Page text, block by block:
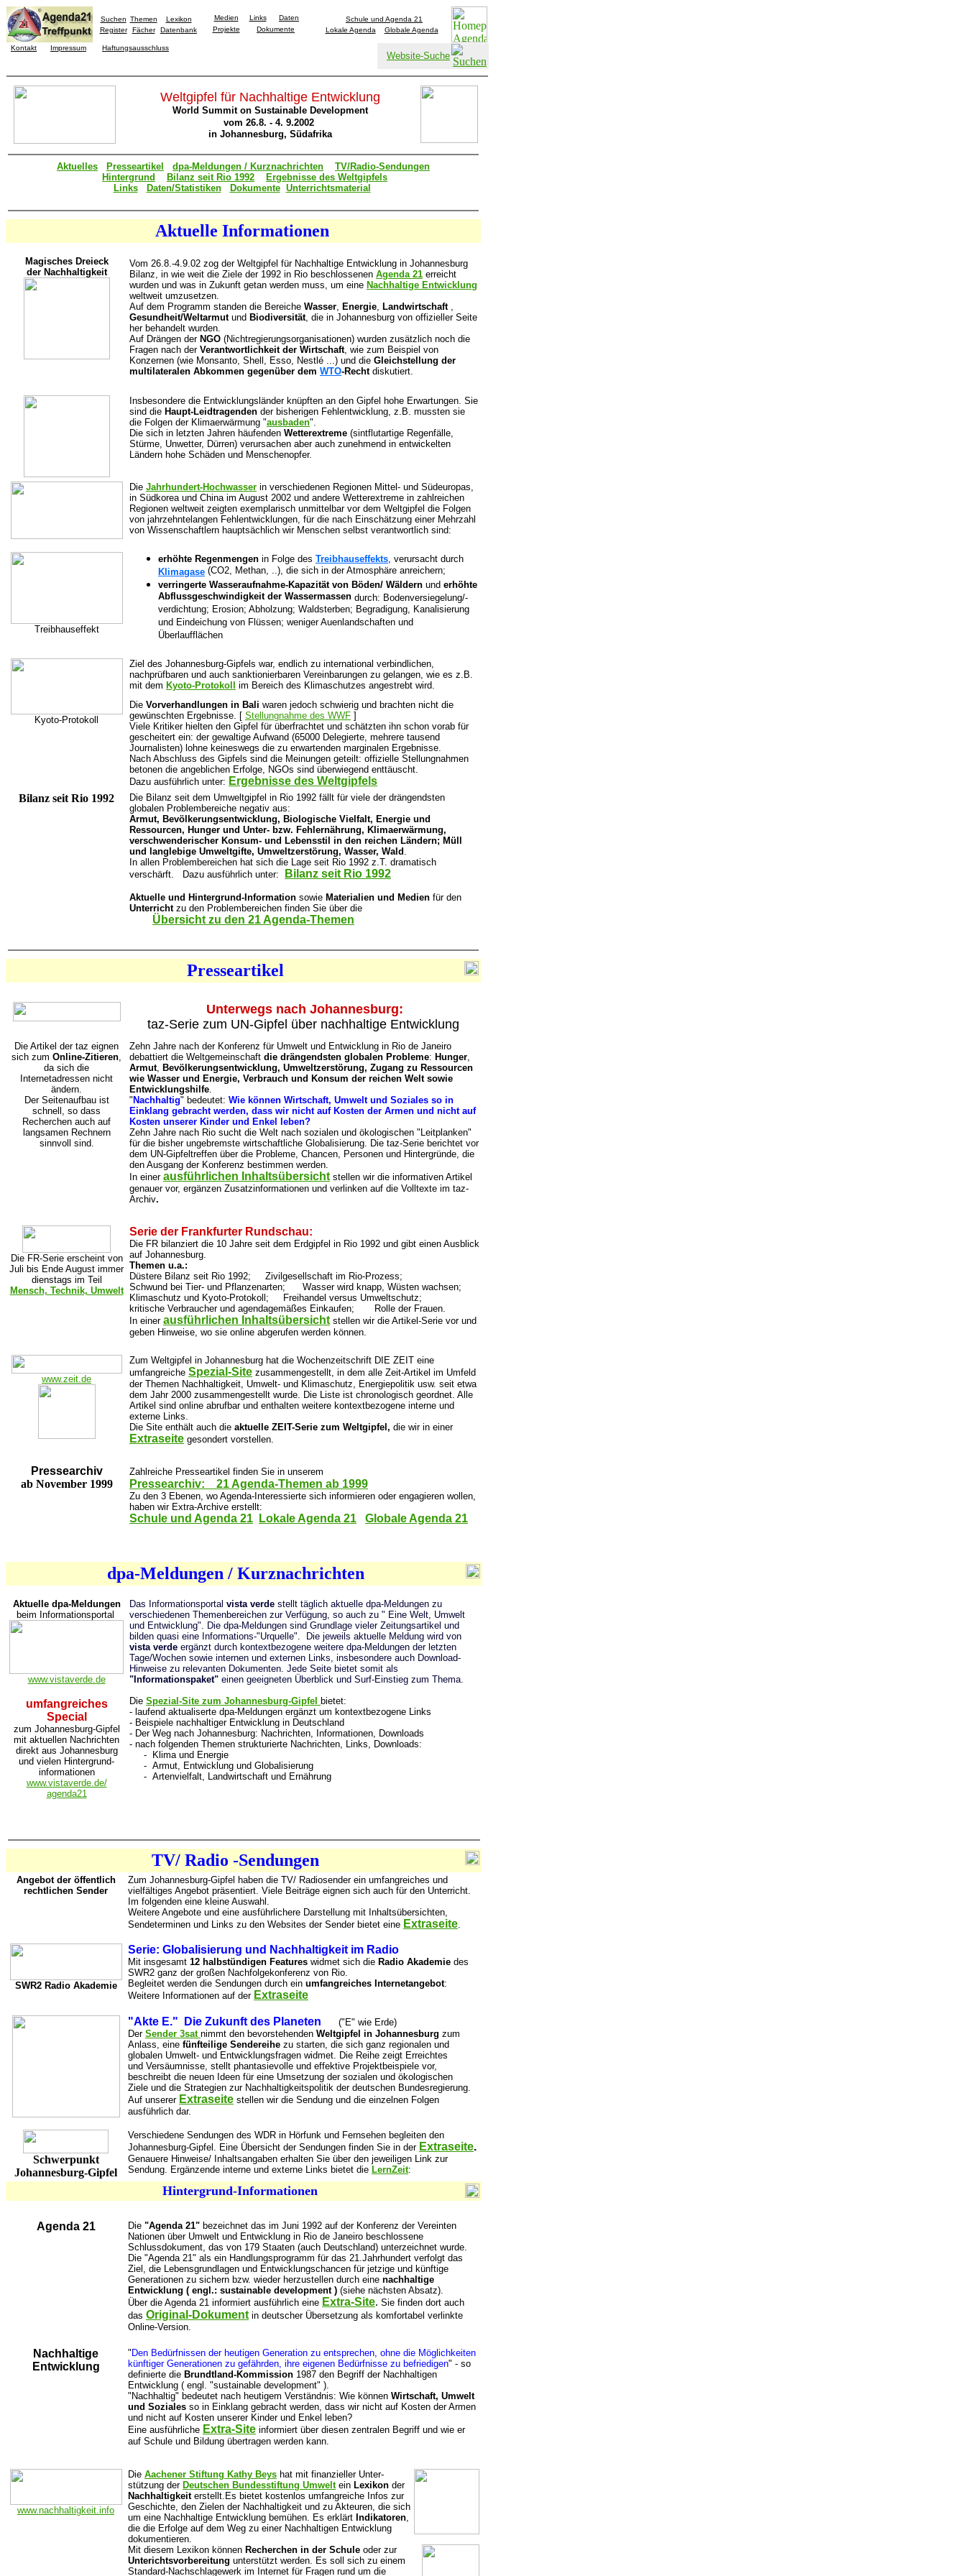
Suchen Themen
Lexikon
Register
Fächer Datenbank
Medien Links
Daten
Projekte
Dokumente
Schule und Agenda 21
Lokale Agenda
Globale Agenda
Kontakt Impressum Haftungsausschluss
Website-Suche
Weltgipfel für Nachhaltige Entwicklung
World Summit on Sustainable Development
vom 26.8. - 4. 9.2002
in Johannesburg, Südafrika
Aktuelles Presseartikel dpa-Meldungen / Kurznachrichten
TV/Radio-Sendungen
Hintergrund
Bilanz seit Rio 1992
Ergebnisse des Weltgipfels
Links
Daten/Statistiken Dokumente Unterrichtsmaterial
Aktuelle Informationen
Magisches Dreieck
der Nachhaltigkeit
Vom 26.8.-4.9.02 zog der Weltgipfel für Nachhaltige Entwicklung in Johannesburg
Bilanz, in wie weit die Ziele der 1992 in Rio beschlossenen Agenda 21 erreicht
wurden und was in Zukunft getan werden muss, um eine Nachhaltige Entwicklung
weltweit umzusetzen.
Auf dem Programm standen die Bereiche Wasser, Energie, Landwirtschaft,
Gesundheit/Weltarmutund Biodiversität, die in Johannesburg von offizieller Seite
her behandelt wurden.
Auf Drängen der NGO (Nichtregierungsorganisationen) wurden zusätzlich noch die
Fragen nach der Verantwortlichkeit der Wirtschaft, wie zum Beispiel von
Konzernen (wie Monsanto, Shell, Esso, Nestlé ...) und die Gleichstellung der
multilateralen Abkommen gegenüber dem WTO-Rechtdiskutiert.
Insbesondere die Entwicklungsländer knüpften an den Gipfel hohe Erwartungen. Sie
sind die Haupt-Leidtragenden der bisherigen Fehlentwicklung, z.B. mussten sie
die Folgen der Klimaerwärmung "ausbaden".
Die sich in letzten Jahren häufenden Wetterextreme (sintflutartige Regenfälle,
Stürme, Unwetter, Dürren) verursachen aber auch zunehmend in entwickelten
Ländern hohe Schäden und Menschenopfer.
Die Jahrhundert-Hochwasser in verschiedenen Regionen Mittel- und Südeuropas,
in Südkorea und China im August 2002 und andere Wetterextreme in zahlreichen
Regionen weltweit zeigten exemplarisch unmittelbar vor dem Weltgipfel die Folgen
von jahrzehntelangen Fehlentwicklungen, für die nach Einschätzung einer Mehrzahl
von Wissenschaftlern hauptsächlich wir Menschen selbst verantwortlich sind:
Treibhauseffekt
erhöhte Regenmengen in Folge des Treibhauseffekts, verursacht durch
Klimagase (CO2, Methan, ..), die sich in der Atmosphäre anreichern;
verringerte Wasseraufnahme-Kapazität von Böden/ Wäldern und erhöhte
Abflussgeschwindigkeit der Wassermassen durch: Bodenversiegelung/-
verdichtung; Erosion; Abholzung; Waldsterben; Begradigung, Kanalisierung
und Eindeichung von Flüssen; weniger Auenlandschaften und
Überlaufflächen
Kyoto-Protokoll
Ziel des Johannesburg-Gipfels war, endlich zu international verbindlichen,
nachprüfbaren und auch sanktionierbaren Vereinbarungen zu gelangen, wie es z.B.
mit dem Kyoto-Protokoll
im Bereich des Klimaschutzes angestrebt wird.
Die Vorverhandlungen in Bali waren jedoch schwierig und brachten nicht die
gewünschten Ergebnisse. [ Stellungnahme des WWF ]
Viele Kritiker hielten den Gipfel für überfrachtet und schätzten ihn schon vorab für
gescheitert ein: der gewaltige Aufwand (65000 Delegierte, mehrere tausend
Journalisten) lohne keineswegs die zu erwartenden marginalen Ergebnisse.
Nach Abschluss des Gipfels sind die Meinungen geteilt: offizielle Stellungnahmen
betonen die angeblichen Erfolge, NGOs sind überwiegend enttäuscht.
Dazu ausführlich unter: Ergebnisse des Weltgipfels
Bilanz seit Rio 1992
Die Bilanz seit dem Umweltgipfel in Rio 1992 fällt für viele der drängendsten
globalen Problembereiche negativ aus:
Armut, Bevölkerungsentwicklung, Biologische Vielfalt, Energie und
Ressourcen, Hunger und Unter- bzw. Fehlernährung, Klimaerwärmung,
verschwenderischer Konsum- und Lebensstil in den reichen Ländern; Müll
und langlebige Umweltgifte, Umweltzerstörung, Wasser, Wald .
In allen Problembereichen hat sich die Lage seit Rio 1992 z.T. dramatisch
verschärft. Dazu ausführlich unter:
Bilanz seit Rio 1992
Aktuelle und Hintergrund-Information sowie Materialien und Medien für den
Unterrichtzu den Problembereichen finden Sie über die
Übersicht zu den 21 Agenda-Themen
Presseartikel
Unterwegs nach Johannesburg:
taz-Serie zum UN-Gipfel über nachhaltige Entwicklung
Die Artikel der taz eignen
sich zum Online-Zitieren,
da sich die
Internetadressen nicht
ändern.
Der Seitenaufbau ist
schnell, so dass
Recherchen auch auf
langsamen Rechnern
sinnvoll sind.
Zehn Jahre nach der Konferenz für Umwelt und Entwicklung in Rio de Janeiro
debattiert die Weltgemeinschaft die drängendsten globalen Probleme: Hunger,
Armut, Bevölkerungsentwicklung, Umweltzerstörung, Zugang zu Ressourcen
wie Wasser und Energie, Verbrauch und Konsum der reichen Welt sowie
Entwicklungshilfe.
" Nachhaltig" bedeutet: Wie können Wirtschaft, Umwelt und Soziales so in
Einklang gebracht werden, dass wir nicht auf Kosten der Armen und nicht auf
Kosten unserer Kinder und Enkel leben?
Zehn Jahre nach Rio sucht die Welt nach sozialen und ökologischen "Leitplanken"
für die bisher ungebremste wirtschaftliche Globalisierung. Die taz-Serie berichtet vor
dem UN-Gipfeltreffen über die Probleme, Chancen, Personen und Hintergründe, die
den Ausgang der Konferenz bestimmen werden.
In einer ausführlichen Inhaltsübersichtstellen wir die informativen Artikel
genauer vor, ergänzen Zusatzinformationen und verlinken auf die Volltexte im taz-
Archiv.
Die FR-Serie erscheint von
Juli bis Ende August immer
dienstags im Teil
Mensch, Technik, Umwelt
Serie der Frankfurter Rundschau:
Die FR bilanziert die 10 Jahre seit dem Erdgipfel in Rio 1992 und gibt einen Ausblick
auf Johannesburg.
Themen u.a.:
Düstere Bilanz seit Rio 1992; Zivilgesellschaft im Rio-Prozess;
Schwund bei Tier- und Pflanzenarten; Wasser wird knapp, Wüsten wachsen;
Klimaschutz und Kyoto-Protokoll; Freihandel versus Umweltschutz;
kritische Verbraucher und agendagemäßes Einkaufen; Rolle der Frauen.
In einer ausführlichen Inhaltsübersichtstellen wir die Artikel-Serie vor und
geben Hinweise, wo sie online abgerufen werden können.
www.zeit.de
Zum Weltgipfel in Johannesburg hat die Wochenzeitschrift DIE ZEIT eine
umfangreiche Spezial-Site zusammengestellt, in dem alle Zeit-Artikel im Umfeld
der Themen Nachhaltigkeit, Umwelt- und Klimaschutz, Energiepolitik usw. seit etwa
dem Jahr 2000 zusammengestellt wurde. Die Liste ist chronologisch geordnet. Alle
Artikel sind online abrufbar und enthalten weitere kontextbezogene interne und
externe Links.
Die Site enthält auch die aktuelle ZEIT-Serie zum Weltgipfel, die wir in einer
Extraseite gesondert vorstellen.
Pressearchiv
ab November 1999
Zahlreiche Presseartikel finden Sie in unserem
Pressearchiv: 21 Agenda-Themen ab 1999
Zu den 3 Ebenen, wo Agenda-Interessierte sich informieren oder engagieren wollen,
haben wir Extra-Archive erstellt:
Schule und Agenda 21 Lokale Agenda 21 Globale Agenda 21
dpa-Meldungen / Kurznachrichten
Aktuelle dpa-Meldungen
beim Informationsportal
www.vistaverde.de
umfangreiches
Special
zum Johannesburg-Gipfel
mit aktuellen Nachrichten
direkt aus Johannesburg
und vielen Hintergrund-
informationen
www.vistaverde.de/
agenda21
Das Informationsportal vista verde stellt täglich aktuelle dpa-Meldungen zu
verschiedenen Themenbereichen zur Verfügung, so auch zu " Eine Welt, Umwelt
und Entwicklung". Die dpa-Meldungen sind Grundlage vieler Zeitungsartikel und
bilden quasi eine Informations-"Urquelle". Die jeweils aktuelle Meldung wird von
vista verde ergänzt durch kontextbezogene weitere dpa-Meldungen der letzten
Tage/Wochen sowie internen und externen Links, insbesondere auch Download-
Hinweise zu relevanten Dokumenten. Jede Seite bietet somit als
"Informationspaket" einen geeigneten Überblick und Surf-Einstieg zum Thema.
Die Spezial-Site zum Johannesburg-Gipfel
bietet:
- laufend aktualiserte dpa-Meldungen ergänzt um kontextbezogene Links
- Beispiele nachhaltiger Entwicklung in Deutschland
- Der Weg nach Johannesburg: Nachrichten, Informationen, Downloads
- nach folgenden Themen strukturierte Nachrichten, Links, Downloads:
- Klima und Energie
- Armut, Entwicklung und Globalisierung
- Artenvielfalt, Landwirtschaft und Ernährung
TV/ Radio -Sendungen
Angebot der öffentlich
rechtlichen Sender
Zum Johannesburg-Gipfel haben die TV/ Radiosender ein umfangreiches und
vielfältiges Angebot präsentiert. Viele Beiträge eignen sich auch für den Unterricht.
Im folgenden eine kleine Auswahl.
Weitere Angebote und eine ausführlichere Darstellung mit Inhaltsübersichten,
Sendeterminen und Links zu den Websites der Sender bietet eine Extraseite.
SWR2 Radio Akademie
Serie: Globalisierung und Nachhaltigkeit im Radio
Mit insgesamt 12 halbstündigen Features widmet sich die Radio Akademie des
SWR2 ganz der großen Nachfolgekonferenz von Rio.
Begleitet werden die Sendungen durch ein umfangreiches Internetangebot:
Weitere Informationen auf der Extraseite
"Akte E." ­ Die Zukunft des Planeten ("E" wie Erde)
Der Sender 3sat nimmt den bevorstehenden Weltgipfel in Johannesburg zum
Anlass, eine fünfteilige Sendereihe zu starten, die sich ganz regionalen und
globalen Umwelt- und Entwicklungsfragen widmet. Die Reihe zeigt Erreichtes
und Versäumnisse, stellt phantasievolle und effektive Projektbeispiele vor,
beschreibt die neuen Ideen für eine Umsetzung der sozialen und ökologischen
Ziele und die Strategien zur Nachhaltigkeitspolitik der deutschen Bundesregierung.
Auf unserer Extraseite stellen wir die Sendung und die einzelnen Folgen
ausführlich dar.
Schwerpunkt
Johannesburg-Gipfel
Verschiedene Sendungen des WDR in Hörfunk und Fernsehen begleiten den
Johannesburg-Gipfel. Eine Übersicht der Sendungen finden Sie in der Extraseite.
Genauere Hinweise/ Inhaltsangaben erhalten Sie über den jeweiligen Link zur
Sendung. Ergänzende interne und externe Links bietet die LernZeit:
Hintergrund-Informationen
Agenda 21 Die "Agenda 21" bezeichnet das im Juni 1992 auf der Konferenz der Vereinten
Nationen über Umwelt und Entwicklung in Rio de Janeiro beschlossene
Schlussdokument, das von 179 Staaten (auch Deutschland) unterzeichnet wurde.
Die "Agenda 21" als ein Handlungsprogramm für das 21.Jahrhundert verfolgt das
Ziel, die Lebensgrundlagen und Entwicklungschancen für jetzige und künftige
Generationen zu sichern bzw. wieder herzustellen durch eine nachhaltige
Entwicklung ( engl.: sustainable development ) (siehe nächsten Absatz).
Über die Agenda 21 informiert ausführlich eine Extra-Site. Sie finden dort auch
das Original-Dokumentin deutscher Übersetzung als komfortabel verlinkte
Online-Version.
Nachhaltige
Entwicklung
" Den Bedürfnissen der heutigen Generation zu entsprechen, ohne die Möglichkeiten
künftiger Generationen zu gefährden, ihre eigenen Bedürfnisse zu befriedigen" - so
definierte die Brundtland-Kommission 1987 den Begriff der Nachhaltigen
Entwicklung ( engl. "sustainable development" ).
"Nachhaltig" bedeutet nach heutigem Verständnis: Wie können Wirtschaft, Umwelt
und Soziales so in Einklang gebracht werden, dass wir nicht auf Kosten der Armen
und nicht auf Kosten unserer Kinder und Enkel leben?
Eine ausführliche Extra-Site informiert über diesen zentralen Begriff und wie er
auf Schule und Bildung übertragen werden kann.
www.nachhaltigkeit.info
Die Aachener Stiftung Kathy Beys hat mit finanzieller Unter-
stützung der Deutschen Bundesstiftung Umweltein Lexikon der
Nachhaltigkeit erstellt.Es bietet kostenlos umfangreiche Infos zur
Geschichte, den Zielen der Nachhaltigkeit und zu Akteuren, die sich
um eine Nachhaltige Entwicklung bemühen. Es erklärt Indikatoren,
die die Erfolge auf dem Weg zu einer Nachhaltigen Entwicklung
dokumentieren.
Mit diesem Lexikon können Recherchen in der Schule oder zur
Unterichtsvorbereitung unterstützt werden. Es soll sich zu einem
Standard-Nachschlagewerk im Internet für Fragen rund um die